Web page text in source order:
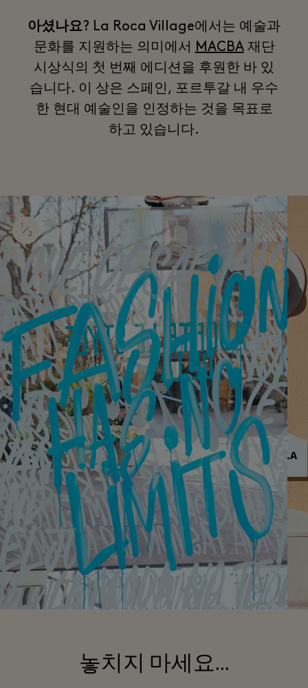
아셨나요? La Roca Village에서는 예술과
문화를 지원하는 의미에서 MACBA재단
시상식의 첫 번째 에디션을 후원한 바 있
습니다. 이 상은 스페인, 포르투갈 내 우수
한 현대 예술인을 인정하는 것을 목표로
하고 있습니다.
1
2
놓치지 마세요...